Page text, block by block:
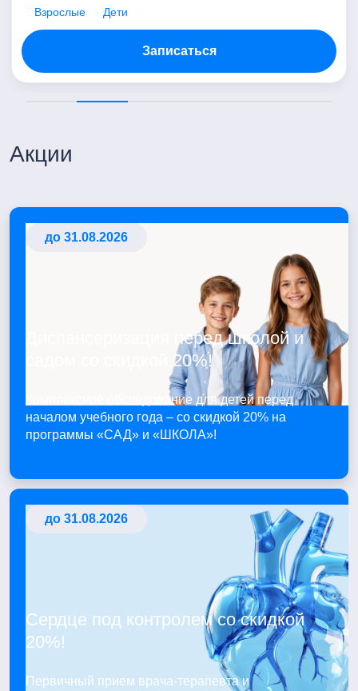
Взрослые Дети
Записаться
Акции
до 31.08.2026
Диспансеризация перед школой и
садом со скидкой 20%!
Комплексное обследование для детей перед
началом учебного года – со скидкой 20% на
программы «САД» и «ШКОЛА»!
до 31.08.2026
Сердце под контролем со скидкой
20%!
Первичный прием врача-терапевта и